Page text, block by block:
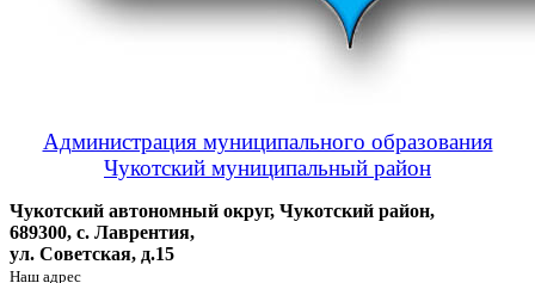
Администрация муниципального образования
Чукотский муниципальный район
Чукотский автономный округ, Чукотский район,
689300, с. Лаврентия,
ул. Советская, д.15
Наш адрес